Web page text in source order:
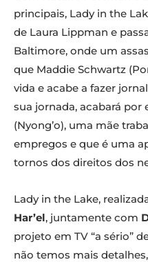
principais, Lady in the
de Laura Lippman e
Baltimore, onde um
que Maddie Schwartz
vida e acabe a fazer
sua jornada, acabará por
(Nyong’o), uma mãe
empregos e que é uma
tornos dos direitos dos
Lady in the Lake,
Har’el, juntamente com
projeto em TV “a sério”
não temos mais